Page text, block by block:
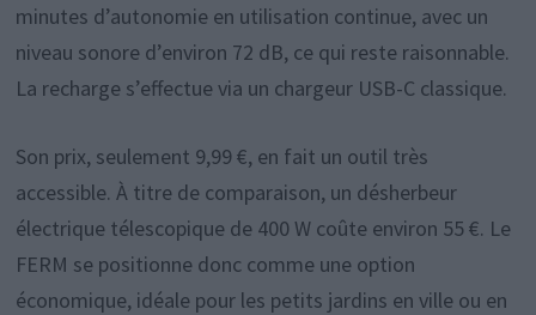
minutes d’autonomie en utilisation continue, avec un
niveau sonore d’environ 72 dB, ce qui reste raisonnable.
La recharge s’effectue via un chargeur USB-C classique.
Son prix, seulement 9,99 €, en fait un outil très
accessible. À titre de comparaison, un désherbeur
électrique télescopique de 400 W coûte environ 55 €. Le
FERM se positionne donc comme une option
économique, idéale pour les petits jardins en ville ou en